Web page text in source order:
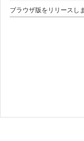
ブラウザ版をリリースし